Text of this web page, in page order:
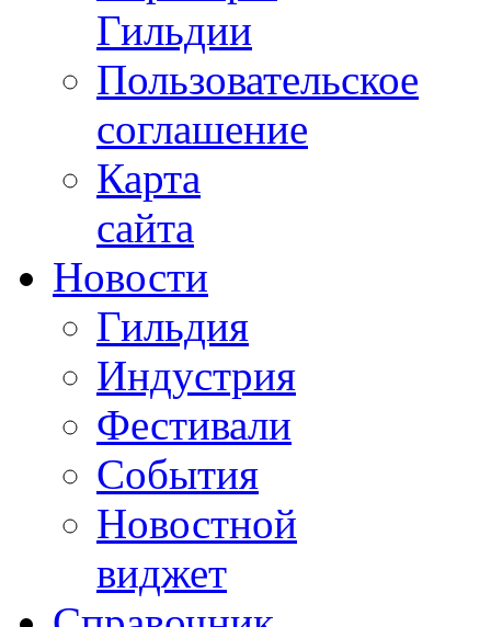
Гильдии
Пользовательское
соглашение
Карта
сайта
Новости
Гильдия
Индустрия
Фестивали
События
Новостной
виджет